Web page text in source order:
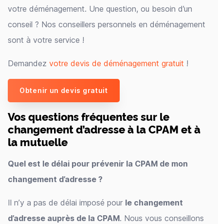
votre déménagement. Une question, ou besoin d’un
conseil ? Nos conseillers personnels en déménagement
sont à votre service !
Demandez votre devis de déménagement gratuit !
Obtenir un devis gratuit
Vos questions fréquentes sur le
changement d’adresse à la CPAM et à
la mutuelle
Quel est le délai pour prévenir la CPAM de mon
changement d’adresse ?
Il n’y a pas de délai imposé pour le changement
d’adresse auprès de la CPAM. Nous vous conseillons